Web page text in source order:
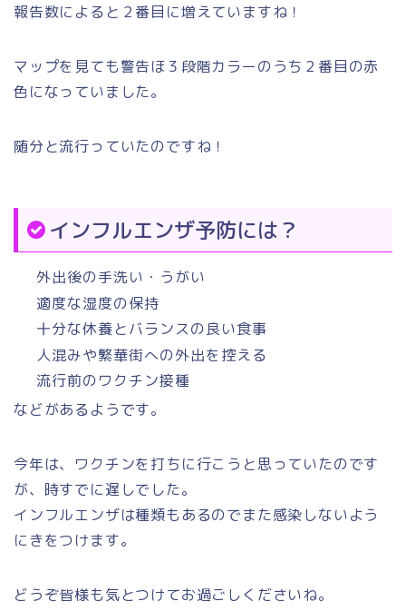
報告数によると２番目に増えていますね！
マップを見ても警告ほ３段階カラーのうち２番目の赤
色になっていました。
随分と流行っていたのですね！
インフルエンザ予防には？
外出後の手洗い・うがい
適度な湿度の保持
十分な休養とバランスの良い食事
人混みや繁華街への外出を控える
流行前のワクチン接種
などがあるようです。
今年は、ワクチンを打ちに行こうと思っていたのです
が、時すでに遅しでした。
インフルエンザは種類もあるのでまた感染しないよう
にきをつけます。
どうぞ皆様も気とつけてお過ごしくださいね。